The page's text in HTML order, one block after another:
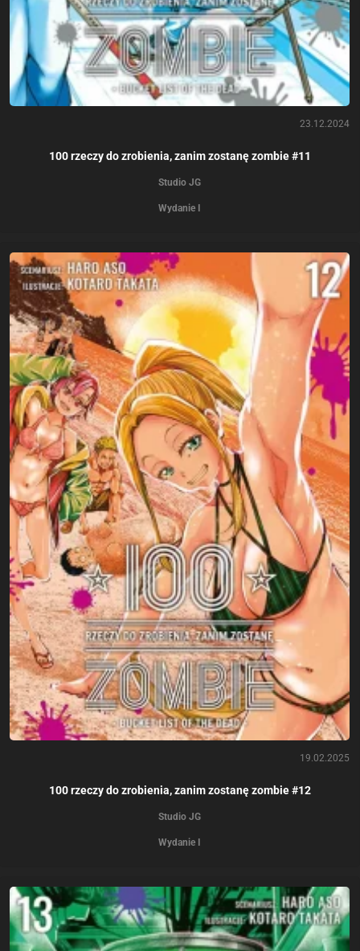
23.12.2024
100 rzeczy do zrobienia, zanim zostanę zombie #11
Studio JG
Wydanie I
19.02.2025
100 rzeczy do zrobienia, zanim zostanę zombie #12
Studio JG
Wydanie I